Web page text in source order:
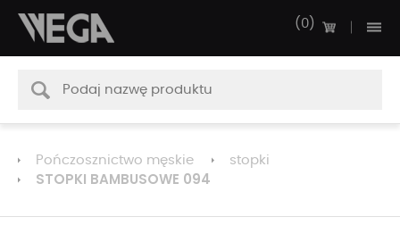
0
Pończosznictwo męskie stopki
STOPKI BAMBUSOWE 094